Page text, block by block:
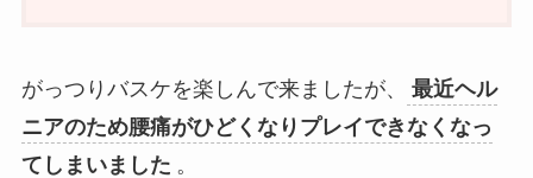
がっつりバスケを楽しんで来ましたが、
最近ヘル
ニアのため腰痛がひどくなりプレイできなくなっ
てしまいました 。